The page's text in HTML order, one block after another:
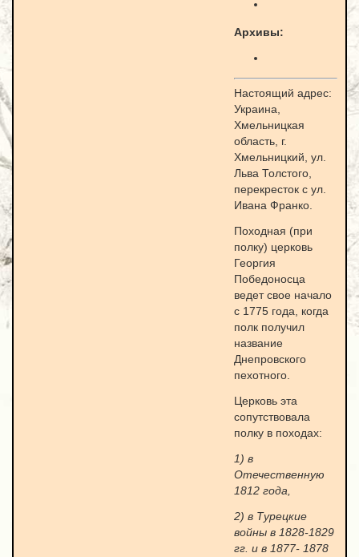
Архивы:
Настоящий адрес:
Украина,
Хмельницкая
область, г.
Хмельницкий, ул.
Льва Толстого,
перекресток с ул.
Ивана Франко.
Походная (при
полку) церковь
Георгия
Победоносца
ведет свое начало
с 1775 года, когда
полк получил
название
Днепровского
пехотного.
Церковь эта
сопутствовала
полку в походах:
1) в
Отечественную
1812 года,
2) в Турецкие
войны в 1828-1829
гг. и в 1877- 1878